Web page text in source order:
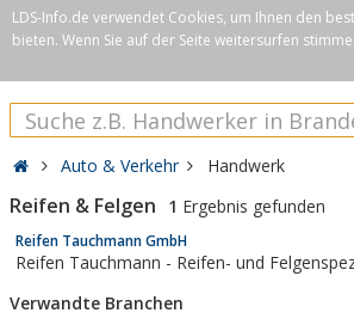
LDS-Info.de verwendet Cookies, um Ihnen den
bieten. Wenn Sie auf der Seite weitersurfen
Auto & Verkehr Handwerk
Reifen & Felgen 1 Ergebnis gefunden
Reifen Tauchmann GmbH
Reifen Tauchmann - Reifen- und
Verwandte Branchen